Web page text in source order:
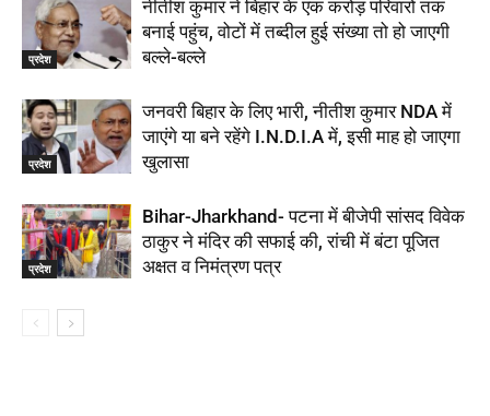
प्रदेश
नीतीश कुमार ने बिहार के एक करोड़ परिवारों तक
बनाई पहुंच, वोटों में तब्दील हुई संख्या तो हो जाएगी
बल्ले-बल्ले
प्रदेश
जनवरी बिहार के लिए भारी, नीतीश कुमार NDA में
जाएंगे या बने रहेंगे I.N.D.I.A में, इसी माह हो जाएगा
खुलासा
प्रदेश
Bihar-Jharkhand- पटना में बीजेपी सांसद विवेक
ठाकुर ने मंदिर की सफाई की, रांची में बंटा पूजित
अक्षत व निमंत्रण पत्र